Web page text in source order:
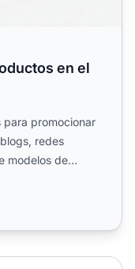
en el
promocionar
redes
modelos de